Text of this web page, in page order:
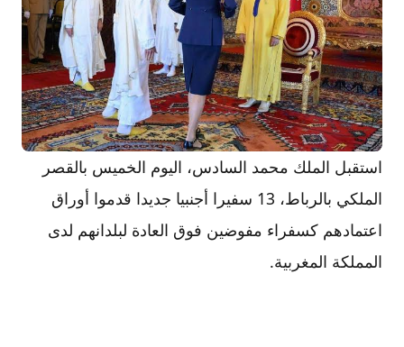
استقبل الملك محمد السادس، اليوم الخميس بالقصر
الملكي بالرباط، 13 سفيرا أجنبيا جديدا قدموا أوراق
اعتمادهم كسفراء مفوضين فوق العادة لبلدانهم لدى
المملكة المغربية.